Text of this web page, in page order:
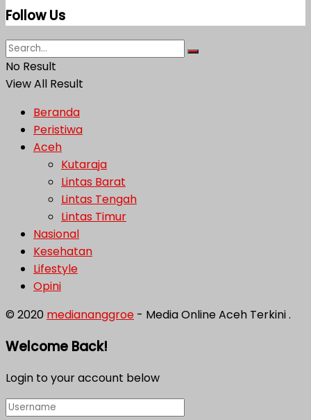
Follow Us
No Result
View All Result
Beranda
Peristiwa
Aceh
Kutaraja
Lintas Barat
Lintas Tengah
Lintas Timur
Nasional
Kesehatan
Lifestyle
Opini
© 2020 mediananggroe - Media Online Aceh Terkini .
Welcome Back!
Login to your account below